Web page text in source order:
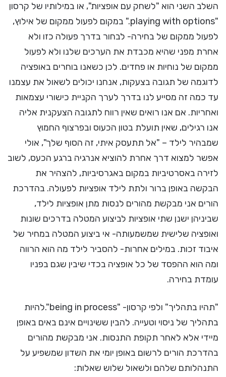
השלב השני הוא "לשחק עם אופציות", או במילותיו של קרסון
"playing with options." במקום לפעול ממקום של אילוץ,
לפעול ממקום של בחירה- לבחור בדרך פעולה כזו ולא
אחרת מפני שהיא מכבדת את הערכים שלנו ולא לפעול
ממקום של נוחיות או פחדים. לכן כשאנו בוחרים באופציה
לדוגמה של תגובה בצעקות, אנחנו יכולים לשאול את עצמנו
עד כמה זה מסייע לנו בדרך לערך הקניית כישורי עצמאות
ואחריות. אם אנו רואים שאין רווח לתגובה הצעקנית אליה
אנו רגילים, שאין תועלת בטון הכעוס ובפרצוף החמוץ
שמבהיר לילד – "אל תתעסק איתי, זה הסוף שלך", אולי
אפשר למצוא דרך אחרת להוציא אנרגיה ברגע הכעס, לשוב
לזירה באסרטיביות במקום באגרסיביות, להצהיר את
הבקשה באופן ברור ולתת לילד אופציות לפעולה. בהדרכת
הורים אני מבקשת מהורים לנסות מתן אופציות לילד,
שביניהן ישנן שתי אופציות לביצוע המטלה בדרכים שונות
ואופציה שלישית שמשמעותה- אי ביצוע המטלה במחיר של
איבוד זכות. במילים אחרות- להסביר לילד מה הוא הרווה
ומה הוא ההפסד של כל אופציה בכדי שיבין שגם בפניו
עומדת בחירה.
"תהיו בתהליך" ולפי קרסון- "being in process".להיות
בתהליך של ניסוי וטעייה. להבין ששינויים אינם באים באופן
מיידי אלא לאחר תקופת התנסות. אני מבקשת מהורים
בהדרכת הורים לרשום באופן יומי את השדון שמשפיע על
התנהלותם שלהם ולשאול שלוש שאלות: